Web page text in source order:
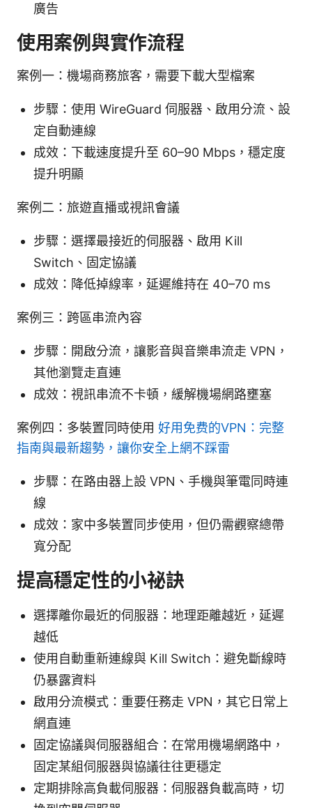
廣告
使用案例與實作流程
案例一：機場商務旅客，需要下載大型檔案
步驟：使用 WireGuard 伺服器、啟用分流、設
定自動連線
成效：下載速度提升至 60–90 Mbps，穩定度
提升明顯
案例二：旅遊直播或視訊會議
步驟：選擇最接近的伺服器、啟用 Kill
Switch、固定協議
成效：降低掉線率，延遲維持在 40–70 ms
案例三：跨區串流內容
步驟：開啟分流，讓影音與音樂串流走 VPN，
其他瀏覽走直連
成效：視訊串流不卡頓，緩解機場網路壅塞
案例四：多裝置同時使用 好用免费的VPN：完整
指南與最新趨勢，讓你安全上網不踩雷
步驟：在路由器上設 VPN、手機與筆電同時連
線
成效：家中多裝置同步使用，但仍需觀察總帶
寬分配
提高穩定性的小祕訣
選擇離你最近的伺服器：地理距離越近，延遲
越低
使用自動重新連線與 Kill Switch：避免斷線時
仍暴露資料
啟用分流模式：重要任務走 VPN，其它日常上
網直連
固定協議與伺服器組合：在常用機場網路中，
固定某組伺服器與協議往往更穩定
定期排除高負載伺服器：伺服器負載高時，切